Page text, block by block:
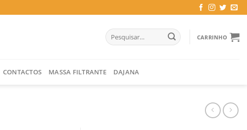
Pesquisar
por:
CARRINHO
CONTACTOS MASSA FILTRANTE DAJANA